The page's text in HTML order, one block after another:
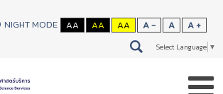
NIGHT MODE AA AA AA A - A A +
Select Language ▼